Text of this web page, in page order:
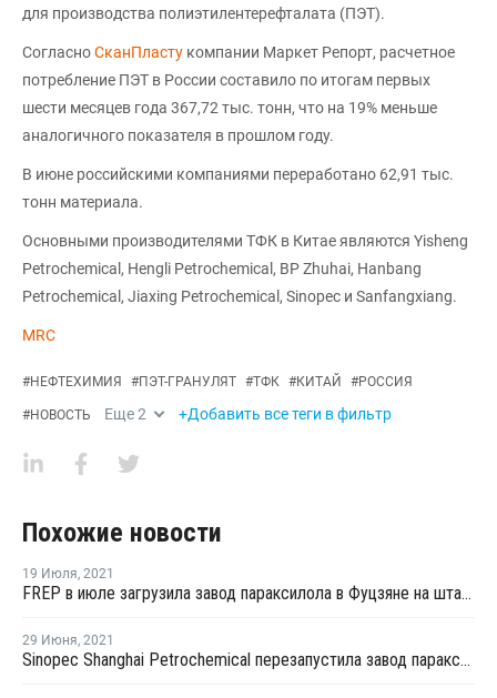
для производства полиэтилентерефталата (ПЭТ).
СогласноСканПласту компании Маркет Репорт, расчетное
потребление ПЭТ в России составило по итогам первых
шести месяцев года 367,72 тыс. тонн, что на 19% меньше
аналогичного показателя в прошлом году.
В июне российскими компаниями переработано 62,91 тыс.
тонн материала.
Основными производителями ТФК в Китае являются Yisheng
Petrochemical, Hengli Petrochemical, BP Zhuhai, Hanbang
Petrochemical, Jiaxing Petrochemical, Sinopec и Sanfangxiang.
MRC
#НЕФТЕХИМИЯ #ПЭТ-ГРАНУЛЯТ #ТФК #КИТАЙ #РОССИЯ
#НОВОСТЬ Еще2 +Добавить все теги в фильтр
Похожие новости
19 Июля, 2021
FREP в июле загрузила завод параксилола в Фуцзяне на штатном уровне
29 Июня, 2021
Sinopec Shanghai Petrochemical перезапустила завод параксилола № 1 после планового ремонта